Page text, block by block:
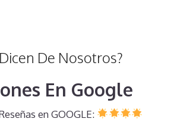
De Nosotros?
En Google
en GOOGLE: